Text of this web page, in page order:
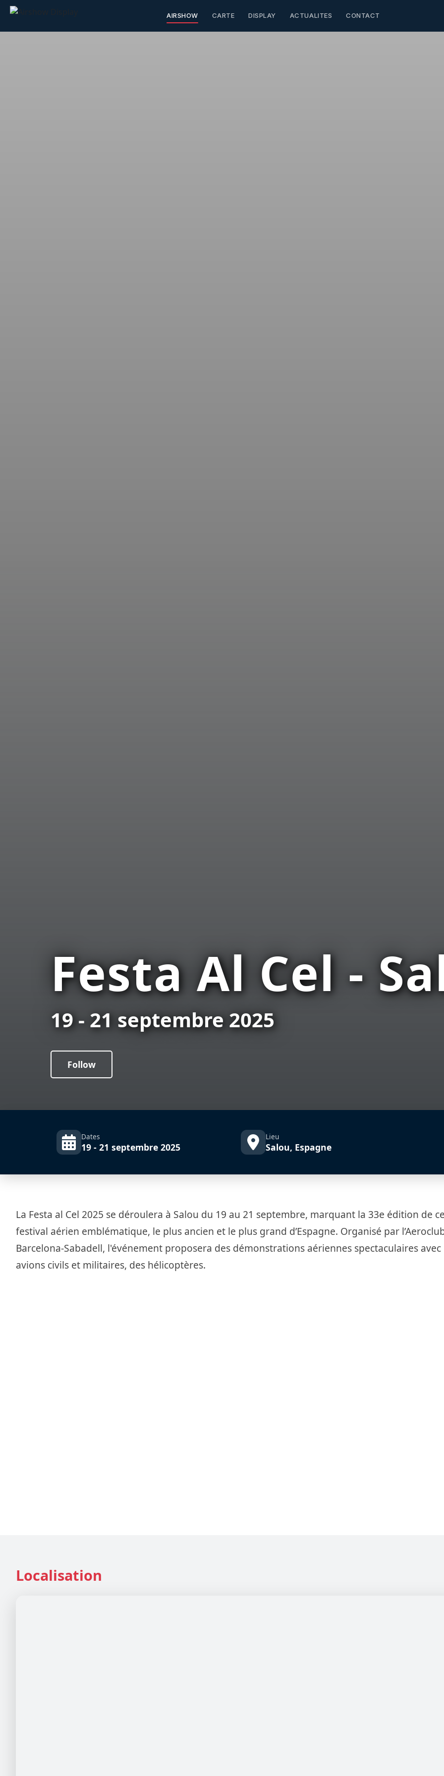
AIRSHOW CARTE DISPLAY ACTUALITES CONTACT
Festa Al Cel -
19 - 21 septembre 2025
Follow
Dates
19 - 21 septembre 2025
Lieu
Salou, Espagne
​La Festa al Cel 2025 se déroulera à Salou du 19 au 21 septembre, marquant la 33e édition de
festival aérien emblématique, le plus ancien et le plus grand d’Espagne. Organisé par
Barcelona-Sabadell, l'événement proposera des démonstrations aériennes spectaculaires avec
avions civils et militaires, des hélicoptères.
Localisation